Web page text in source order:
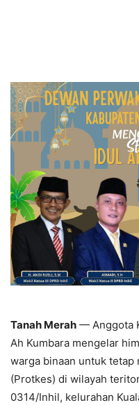
Tanah Merah — Anggota
Ah Kumbara mengelar
warga binaan untuk
(Protkes) di wilayah
0314/Inhil, kelurahan